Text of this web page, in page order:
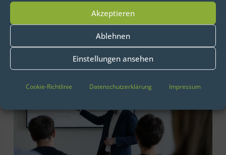
Akzeptieren
Ablehnen
Einstellungen ansehen
Cookie-Richtlinie Datenschutzerklärung Impressum
Praxiserfahrung unserer zertifizierten
Trainer und dem Aufbau unserer